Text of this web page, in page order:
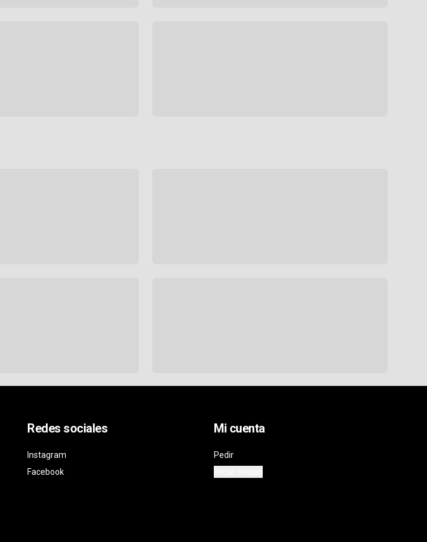
Redes sociales
Instagram
Facebook
Mi cuenta
Pedir